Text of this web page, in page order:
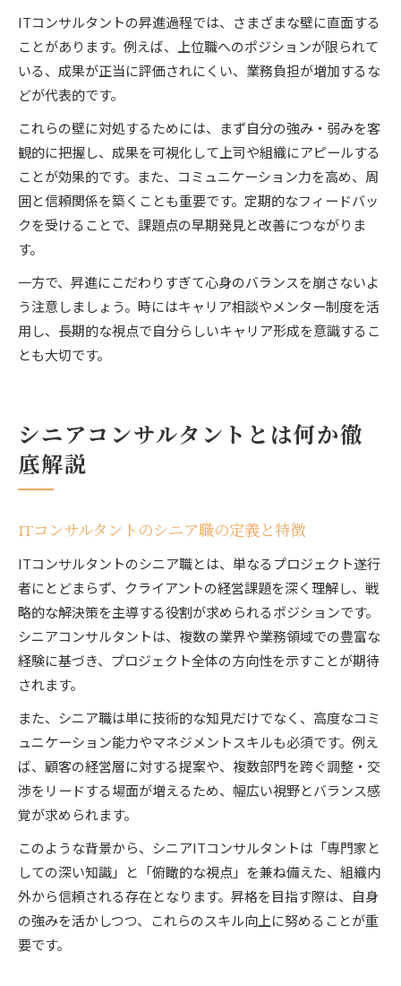
ITコンサルタントの昇進過程では、さまざまな壁に直面する
ことがあります。例えば、上位職へのポジションが限られて
いる、成果が正当に評価されにくい、業務負担が増加するな
どが代表的です。
これらの壁に対処するためには、まず自分の強み・弱みを客
観的に把握し、成果を可視化して上司や組織にアピールする
ことが効果的です。また、コミュニケーション力を高め、周
囲と信頼関係を築くことも重要です。定期的なフィードバッ
クを受けることで、課題点の早期発見と改善につながりま
す。
一方で、昇進にこだわりすぎて心身のバランスを崩さないよ
う注意しましょう。時にはキャリア相談やメンター制度を活
用し、長期的な視点で自分らしいキャリア形成を意識するこ
とも大切です。
シニアコンサルタントとは何か徹
底解説
ITコンサルタントのシニア職の定義と特徴
ITコンサルタントのシニア職とは、単なるプロジェクト遂行
者にとどまらず、クライアントの経営課題を深く理解し、戦
略的な解決策を主導する役割が求められるポジションです。
シニアコンサルタントは、複数の業界や業務領域での豊富な
経験に基づき、プロジェクト全体の方向性を示すことが期待
されます。
また、シニア職は単に技術的な知見だけでなく、高度なコミ
ュニケーション能力やマネジメントスキルも必須です。例え
ば、顧客の経営層に対する提案や、複数部門を跨ぐ調整・交
渉をリードする場面が増えるため、幅広い視野とバランス感
覚が求められます。
このような背景から、シニアITコンサルタントは「専門家と
しての深い知識」と「俯瞰的な視点」を兼ね備えた、組織内
外から信頼される存在となります。昇格を目指す際は、自身
の強みを活かしつつ、これらのスキル向上に努めることが重
要です。